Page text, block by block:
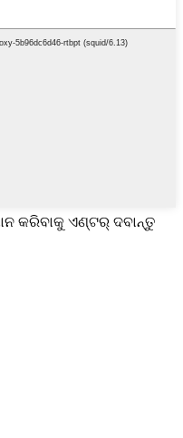
କରିବାକୁ ଏଣ୍ଟର୍ ଦବାନ୍ତୁ